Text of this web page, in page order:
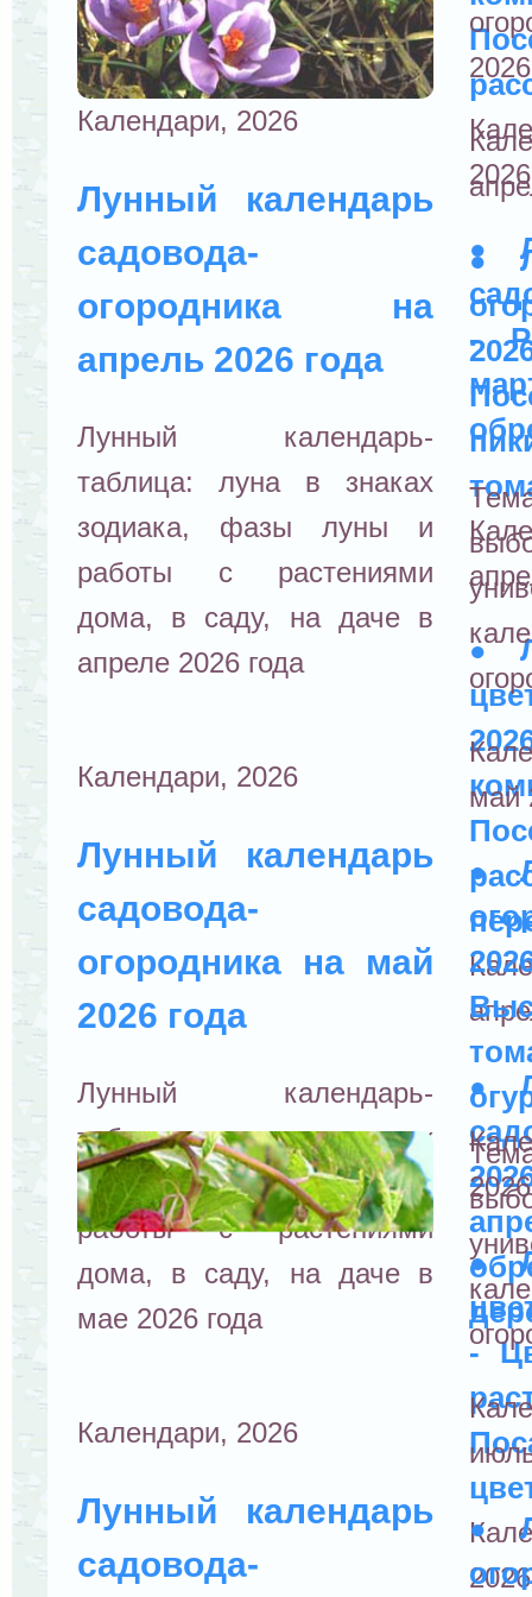
марте 2026 года
●
-
Календари, 2026
Лунный календарь
садовода-
огородника на
апрель 2026 года
Лунный календарь-
таблица: луна в знаках
зодиака, фазы луны и
работы с растениями
дома, в саду, на даче в
апреле 2026 года
●
●
●
Календари, 2026
Лунный календарь
садовода-
огородника на май
2026 года
Лунный календарь-
таблица: луна в знаках
зодиака, фазы луны и
работы с растениями
дома, в саду, на даче в
мае 2026 года
май
●
●
-
Календари, 2026
Лунный календарь
садовода-
●